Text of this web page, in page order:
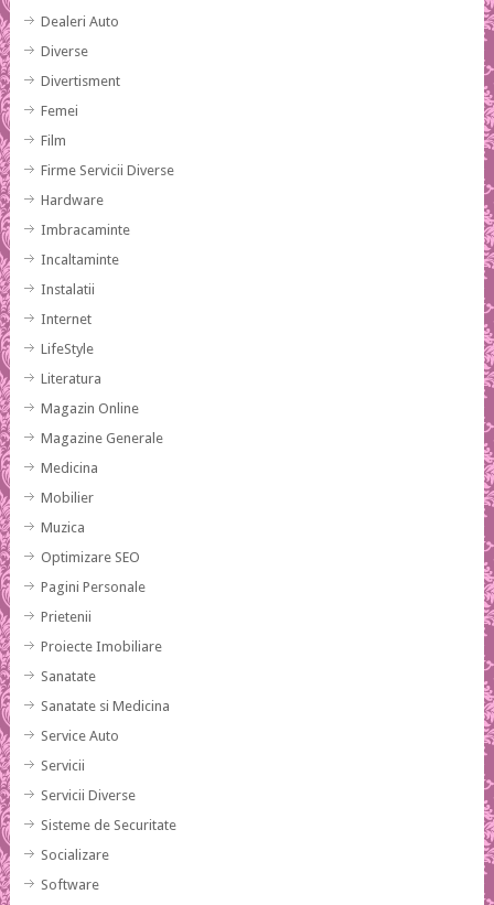
Dealeri Auto
Diverse
Divertisment
Femei
Film
Firme Servicii Diverse
Hardware
Imbracaminte
Incaltaminte
Instalatii
Internet
LifeStyle
Literatura
Magazin Online
Magazine Generale
Medicina
Mobilier
Muzica
Optimizare SEO
Pagini Personale
Prietenii
Proiecte Imobiliare
Sanatate
Sanatate si Medicina
Service Auto
Servicii
Servicii Diverse
Sisteme de Securitate
Socializare
Software